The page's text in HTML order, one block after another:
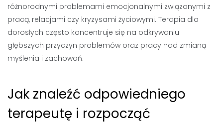
różnorodnymi problemami emocjonalnymi związanymi z
pracą, relacjami czy kryzysami życiowymi. Terapia dla
dorosłych często koncentruje się na odkrywaniu
głębszych przyczyn problemów oraz pracy nad zmianą
myślenia i zachowań.
Jak znaleźć odpowiedniego
terapeutę i rozpocząć